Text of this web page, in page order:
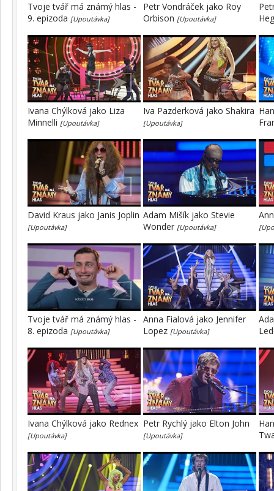
Tvoje tvář má známý hlas -
9. epizoda [Upoutávka]
Petr Vondráček jako Roy
Orbison [Upoutávka]
Ivana Chýlková jako Liza
Minnelli [Upoutávka]
Iva Pazderková jako Shakira
[Upoutávka]
David Kraus jako Janis Joplin
[Upoutávka]
Adam Mišík jako Stevie
Wonder [Upoutávka]
Tvoje tvář má známý hlas -
8. epizoda [Upoutávka]
Anna Fialová jako Jennifer
Lopez [Upoutávka]
Ivana Chýlková jako Rednex
[Upoutávka]
Petr Rychlý jako Elton John
[Upoutávka]